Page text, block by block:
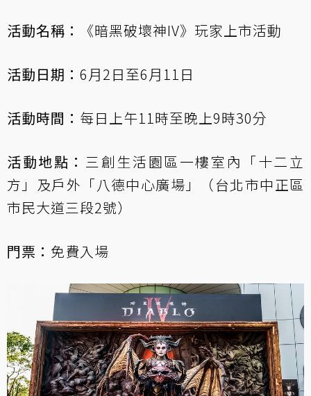
活動名稱： 《暗黑破壞神IV》玩家上市活動
活動日期： 6月2日至6月11日
活動時間： 每日上午11時至晚上9時30分
活動地點： 三創生活園區一樓室內「十二立
方」及戶外「八德中心廣場」（台北市中正區
市民大道三段2號）
門票： 免費入場